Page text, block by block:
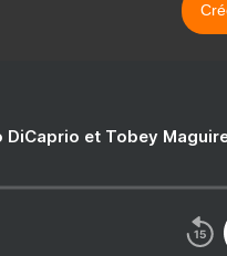
DiCaprio et Tobey